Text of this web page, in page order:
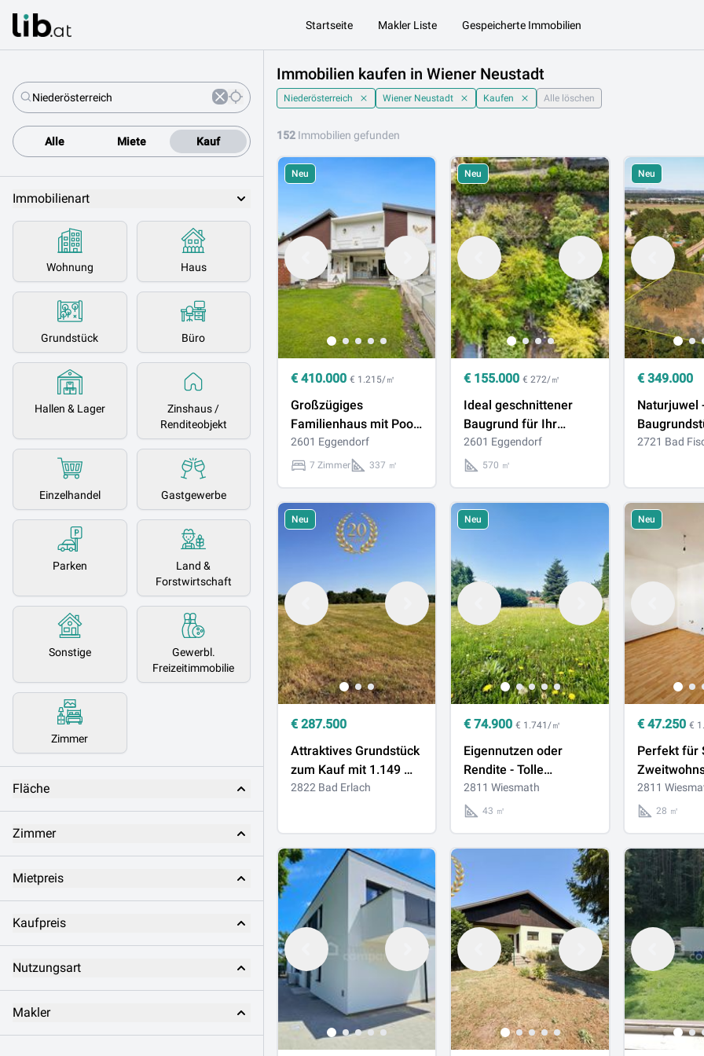
Startseite Makler Liste Gespeicherte Immobilien
Alle Miete Kauf
Immobilienart
Wohnung Haus
Grundstück Büro
Hallen & Lager
Zinshaus /
Renditeobjekt
Einzelhandel Gastgewerbe
Parken
Land &
Forstwirtschaft
Sonstige
Gewerbl.
Freizeitimmobilie
Zimmer
Fläche
Zimmer
Mietpreis
Kaufpreis
Nutzungsart
Makler
Immobilien kaufen in Wiener Neustadt
Niederösterreich Wiener Neustadt Kaufen Alle löschen
152 Immobilien gefunden
Neu
€ 410.000 € 1.215/㎡
Großzügiges
Familienhaus mit Pool
auf 1.140 m² – viel
Platz, viel Potenzial
2601 Eggendorf
7 Zimmer 337 ㎡
Neu
€ 155.000 € 272/㎡
Ideal geschnittener
Baugrund für Ihr
Einfamilienhaus –
Altbaumbestand –
verfügbar
2601 Eggendorf
570 ㎡
Neu
€ 349.000
Naturjuwel
begehrter
2721 Bad
Neu
€ 287.500
Attraktives Grundstück
zum Kauf mit 1.149 m²
in 2822 Bad Erlach
2822 Bad Erlach
Neu
€74.900 € 1.741/㎡
Eigennutzen oder
Rendite - Tolle
Erdgeschosswohnung
mit 43 m² und
(Top 1) in Wiesmath
2811 Wiesmath
43 ㎡
Neu
€ 47.250 €
Perfekt für
Wohnung
2811
28 ㎡